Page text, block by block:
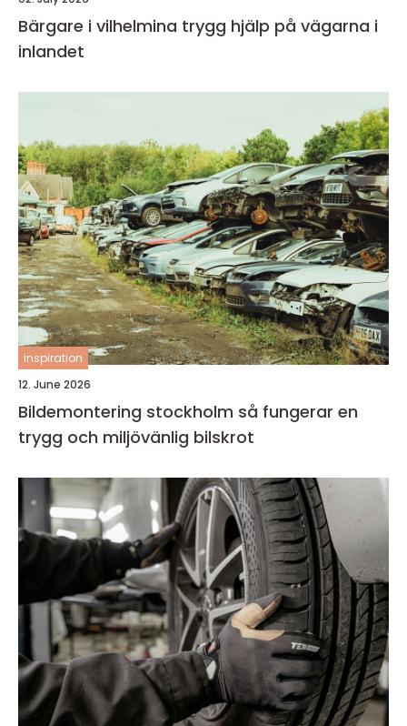
Bärgare i vilhelmina trygg hjälp på vägarna i
inlandet
inspiration
12. June 2026
Bildemontering stockholm så fungerar en
trygg och miljövänlig bilskrot